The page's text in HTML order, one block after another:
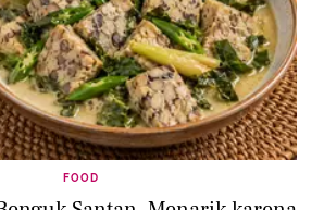
FOOD